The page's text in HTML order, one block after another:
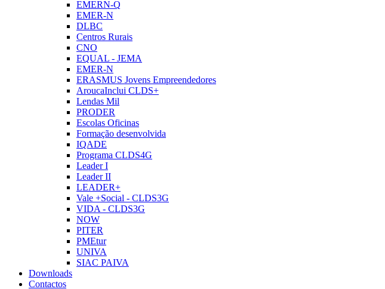
EMERN-Q
EMER-N
DLBC
Centros Rurais
CNO
EQUAL - JEMA
EMER-N
ERASMUS Jovens Empreendedores
AroucaInclui CLDS+
Lendas Mil
PRODER
Escolas Oficinas
Formação desenvolvida
IQADE
Programa CLDS4G
Leader I
Leader II
LEADER+
Vale +Social - CLDS3G
VIDA - CLDS3G
NOW
PITER
PMEtur
UNIVA
SIAC PAIVA
Downloads
Contactos